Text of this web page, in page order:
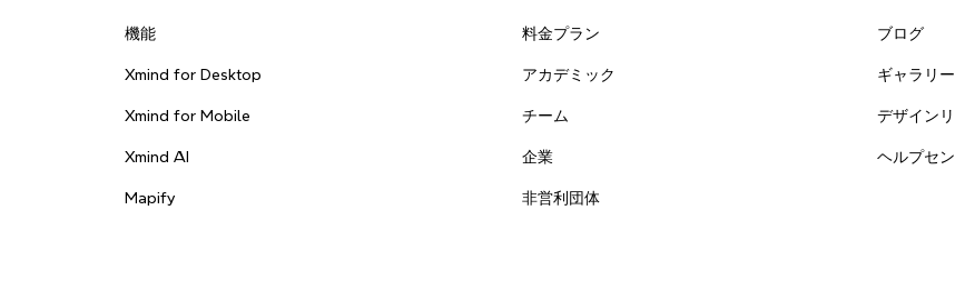
機能
Xmind for Desktop
Xmind for Mobile
Xmind AI
Mapify
料金プラン
アカデミック
チーム
企業
非営利団体
ブログ
ギャラリー
デザイン
ヘルプセ